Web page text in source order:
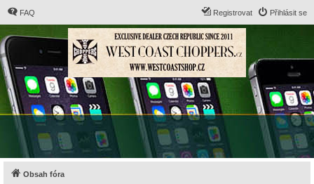
FAQ Přihlásit se
Registrovat
Obsah fóra